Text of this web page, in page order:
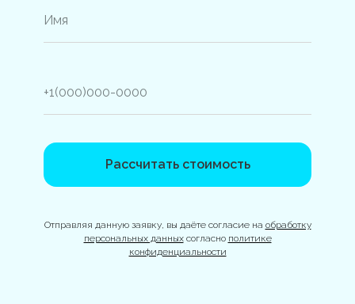
Рассчитать стоимость
Отправляя данную заявку, вы даёте согласие на обработку
персональных данныхсогласно политике
конфиденциальности